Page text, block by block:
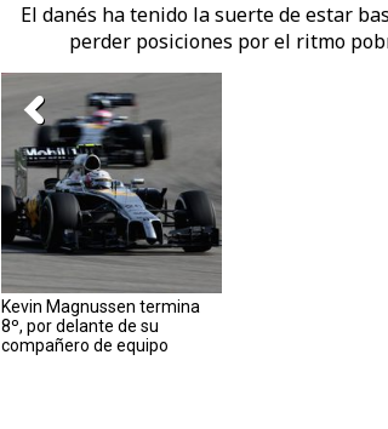
El danés ha tenido la suerte de estar
perder posiciones por el ritmo
Kevin Magnussen termina
8º, por delante de su
compañero de equipo